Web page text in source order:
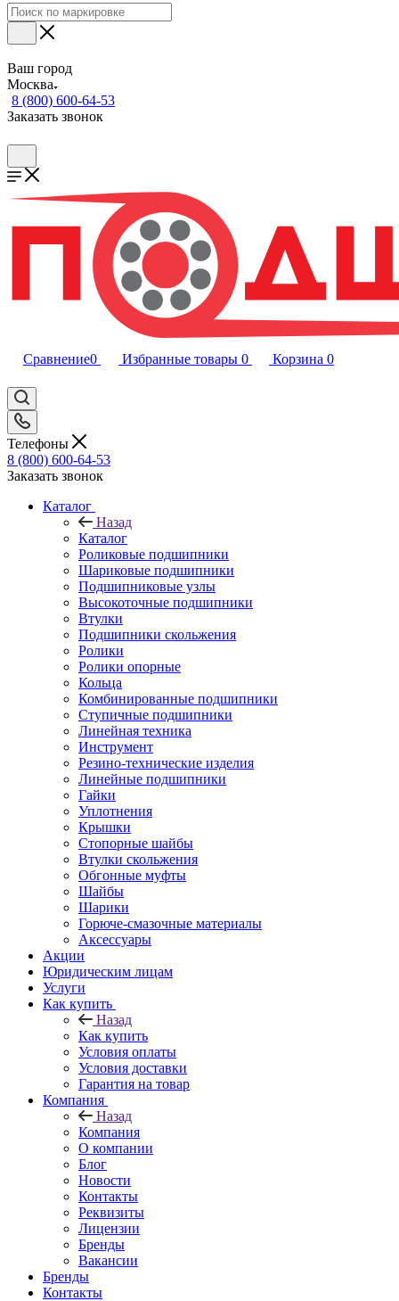
Ваш город
Москва
8 (800) 600-64-53
Заказать звонок
Сравнение0 Избранные товары 0 Корзина 0
Телефоны
8 (800) 600-64-53
Заказать звонок
Каталог
Назад
Каталог
Роликовые подшипники
Шариковые подшипники
Подшипниковые узлы
Высокоточные подшипники
Втулки
Подшипники скольжения
Ролики
Ролики опорные
Кольца
Комбинированные подшипники
Ступичные подшипники
Линейная техника
Инструмент
Резино-технические изделия
Линейные подшипники
Гайки
Уплотнения
Крышки
Стопорные шайбы
Втулки скольжения
Обгонные муфты
Шайбы
Шарики
Горюче-смазочные материалы
Аксессуары
Акции
Юридическим лицам
Услуги
Как купить
Назад
Как купить
Условия оплаты
Условия доставки
Гарантия на товар
Компания
Назад
Компания
О компании
Блог
Новости
Контакты
Реквизиты
Лицензии
Бренды
Вакансии
Бренды
Контакты